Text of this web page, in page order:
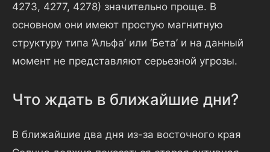
4273, 4277, 4278) значительно проще. В
основном они имеют простую магнитную
структуру типа ‘Альфа’ или ‘Бета’ и на данный
момент не представляют серьезной угрозы.
Что ждать в ближайшие дни?
В ближайшие два дня из-за восточного края